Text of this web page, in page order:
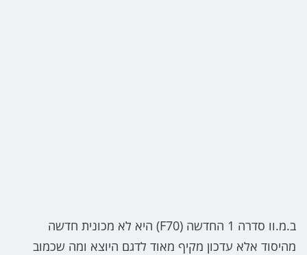
ב.מ.וו סדרה 1 החדשה (F70) היא לא מכונית חדשה
מהיסוד אלא עדכון מקיף מאוד לדגם היוצא ומה שכמוב